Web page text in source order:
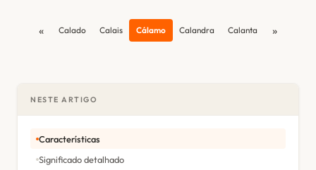
« Calado Calais Cálamo Calandra Calanta »
NESTE ARTIGO
Características
Significado detalhado